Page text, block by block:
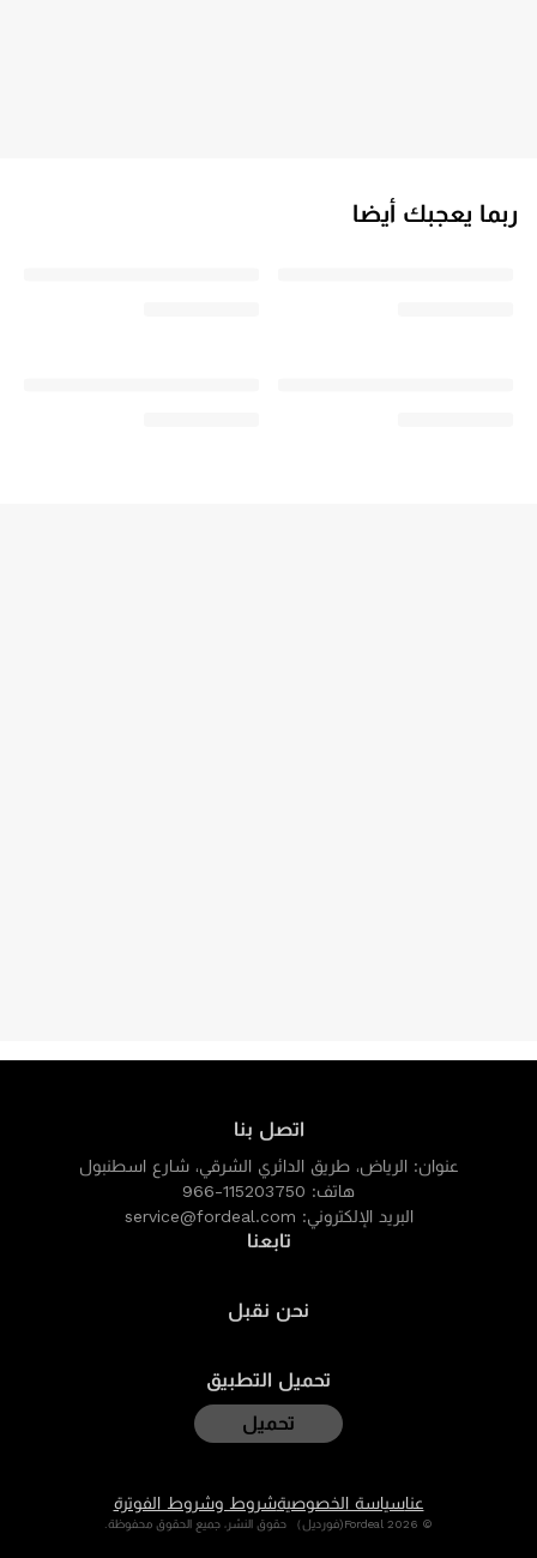
ربما يعجبك أيضا
اتصل بنا
عنوان: الرياض، طريق الدائري الشرقي، شارع اسطنبول
هاتف: 966-115203750
البريد الإلكتروني: service@fordeal.com
تابعنا
نحن نقبل
تحميل التطبيق
تحميل
عناسياسة الخصوصيةشروط وشروط الفوترة
© 2026 Fordeal(فورديل） حقوق النشر، جميع الحقوق محفوظة.